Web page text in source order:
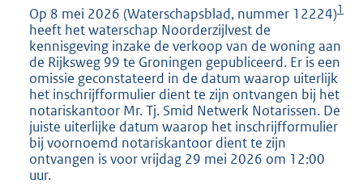
e
i
n
k
:
Op 8 mei 2026 (Waterschapsblad, nummer 12224)1
heeft het waterschap Noorderzijlvest de
kennisgeving inzake de verkoop van de woning aan
de Rijksweg 99 te Groningen gepubliceerd. Er is een
omissie geconstateerd in de datum waarop uiterlijk
het inschrijfformulier dient te zijn ontvangen bij het
notariskantoor Mr. Tj. Smid Netwerk Notarissen. De
juiste uiterlijke datum waarop het inschrijfformulier
bij voornoemd notariskantoor dient te zijn
ontvangen is voor vrijdag 29 mei 2026 om 12:00
uur.